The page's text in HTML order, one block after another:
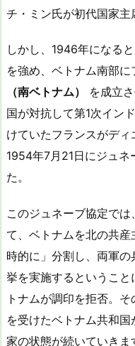
チ・ミン氏が初代国家主
しかし、1946年になる
を強め、ベトナム南部に
（南ベトナム）
を成立
国が対抗して第1次イン
けていたフランスがディ
1954年7月21日にジュネ
た。
このジュネーブ協定では
て、ベトナムを北の共
時的に」分割し、両軍
挙を実施するというこ
トナムが調印を拒否。
を受けたベトナム共和
家の状態が続いていきま